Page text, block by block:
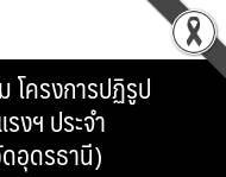
โครงการปฏิรูป
งฯ ประจำ
อุดรธานี)